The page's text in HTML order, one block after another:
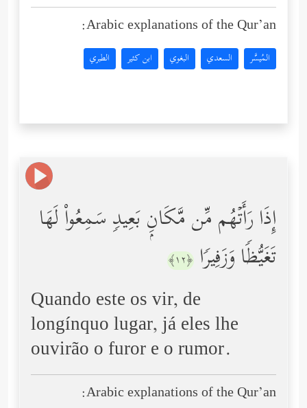
Arabic explanations of the Qur’an:
المُيسَّر السعدي البغوي ابن كثير الطبري
إِذَا رَأَتۡهُم مِّن مَّكَانِۭ بَعِیدࣲ سَمِعُواْ لَهَا
تَغَیُّظࣰا وَزَفِیرࣰا ﴿١٢﴾
Quando este os vir, de
longínquo lugar, já eles lhe
ouvirão o furor e o rumor.
Arabic explanations of the Qur’an: